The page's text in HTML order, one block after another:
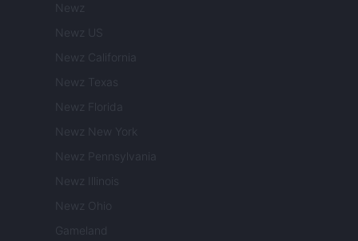
Newz
Newz US
Newz California
Newz Texas
Newz Florida
Newz New York
Newz Pennsylvania
Newz Illinois
Newz Ohio
Gameland